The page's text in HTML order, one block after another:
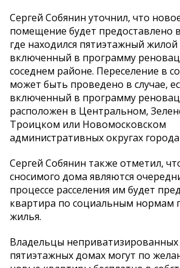
Сергей Собянин уточнил, что
помещение будет предоставлено
где находился пятиэтажный
включенный в программу
соседнем районе. Переселение в
может быть проведено в случае,
включенный в программу
расположен в Центральном,
Троицком или Новомосковском
административных округах
Сергей Собянин также отметил,
сносимого дома являются
процессе расселения им будет
квартира по социальным нормам
жилья.
Владельцы неприватизированных
пятиэтажных домах могут по